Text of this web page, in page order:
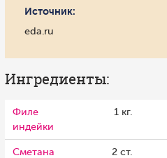
Источник:
eda.ru
Ингредиенты:
Филе
индейки
1 кг.
Сметана
2 ст.